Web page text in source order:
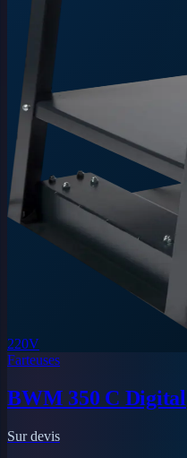
220V
Farteuses
BWM 350 C Digital
Sur devis